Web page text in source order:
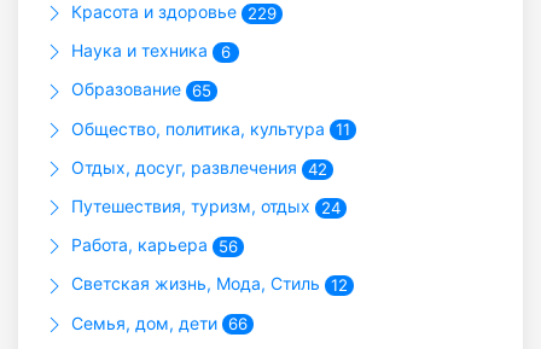
Красота и здоровье 229
Наука и техника 6
Образование 65
Общество, политика, культура 11
Отдых, досуг, развлечения 42
Путешествия, туризм, отдых 24
Работа, карьера 56
Светская жизнь, Мода, Стиль 12
Семья, дом, дети 66